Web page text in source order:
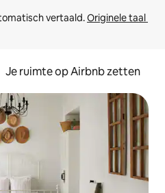
vertaald. Originele taal
Je ruimte op Airbnb zetten